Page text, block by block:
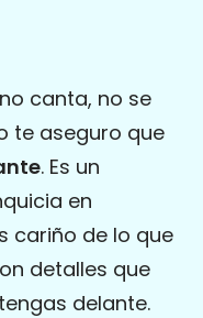
canta, no se
te aseguro que
. Es un
en
cariño de lo que
detalles que
delante.